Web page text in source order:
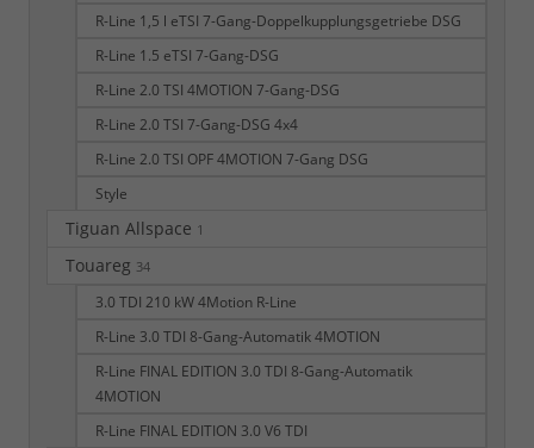
R-Line 1,5 l eTSI 7-Gang-Doppelkupplungsgetriebe DSG
R-Line 1.5 eTSI 7-Gang-DSG
R-Line 2.0 TSI 4MOTION 7-Gang-DSG
R-Line 2.0 TSI 7-Gang-DSG 4x4
R-Line 2.0 TSI OPF 4MOTION 7-Gang DSG
Style
Tiguan Allspace 1
Touareg 34
3.0 TDI 210 kW 4Motion R-Line
R-Line 3.0 TDI 8-Gang-Automatik 4MOTION
R-Line FINAL EDITION 3.0 TDI 8-Gang-Automatik
4MOTION
R-Line FINAL EDITION 3.0 V6 TDI